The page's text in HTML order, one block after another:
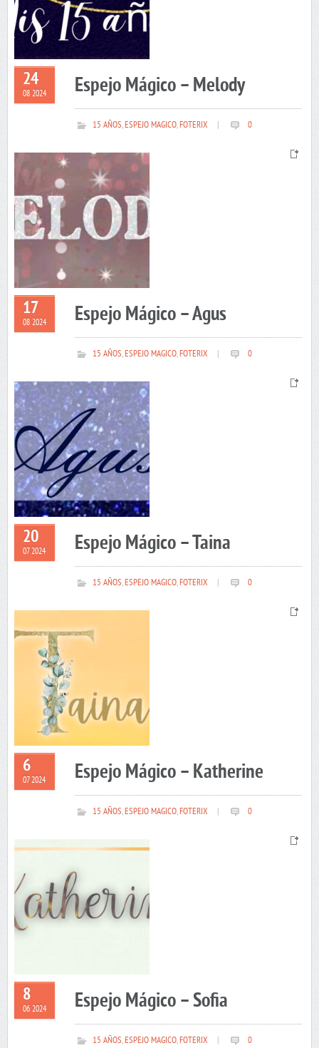
24
08 2024 Espejo Mágico – Melody
15 AÑOS,ESPEJO MAGICO,FOTERIX 0
17
08 2024 Espejo Mágico – Agus
15 AÑOS,ESPEJO MAGICO,FOTERIX 0
20
07 2024 Espejo Mágico – Taina
15 AÑOS,ESPEJO MAGICO,FOTERIX 0
6
07 2024 Espejo Mágico – Katherine
15 AÑOS,ESPEJO MAGICO,FOTERIX 0
8
06 2024 Espejo Mágico – Sofia
15 AÑOS,ESPEJO MAGICO,FOTERIX 0